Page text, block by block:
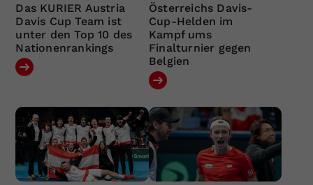
Das KURIER Austria
Davis Cup Team ist
unter den Top 10 des
Nationenrankings
Österreichs Davis-
Cup-Helden im
Kampf ums
Finalturnier gegen
Belgien